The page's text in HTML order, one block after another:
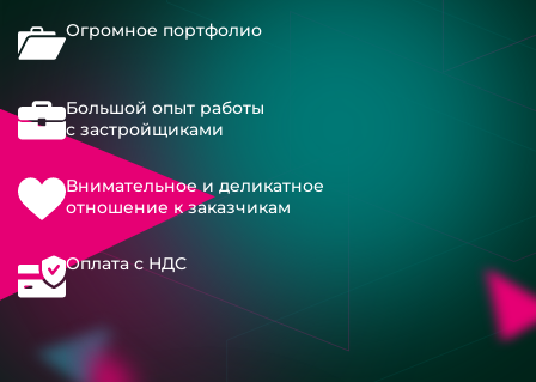
Огромное портфолио
Большой опыт работы
с застройщиками
Внимательное и деликатное
отношение к заказчикам
Оплата с НДС